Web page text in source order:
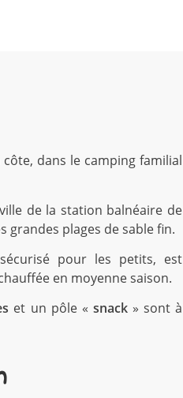
dans le camping familial
de la station balnéaire de
grandes plages de sable fin.
pour les petits, est
en moyenne saison.
et un pôle « snack» sont à